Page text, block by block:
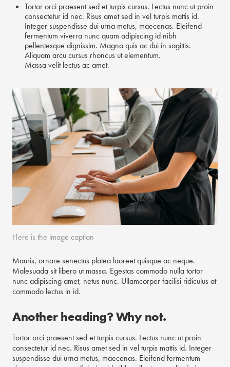
Tortor orci praesent sed et turpis cursus. Lectus nunc ut proin
consectetur id nec. Risus amet sed in vel turpis mattis id.
Integer suspendisse dui urna metus, maecenas. Eleifend
fermentum viverra nunc quam adipiscing id nibh
pellentesque dignissim. Magna quis ac dui in sagittis.
Aliquam arcu cursus rhoncus ut elementum.
Massa velit lectus ac amet.
Here is the image caption
Mauris, ornare senectus platea laoreet quisque ac neque.
Malesuada sit libero ut massa. Egestas commodo nulla tortor
nunc adipiscing amet, netus nunc. Ullamcorper facilisi ridiculus at
commodo lectus in id.
Another heading? Why not.
Tortor orci praesent sed et turpis cursus. Lectus nunc ut proin
consectetur id nec. Risus amet sed in vel turpis mattis id. Integer
suspendisse dui urna metus, maecenas. Eleifend fermentum